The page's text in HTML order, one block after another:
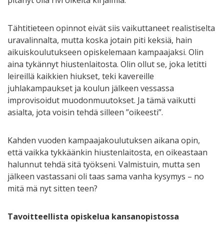
Tähtitieteen opinnot eivät siis vaikuttaneet realistiselta
uravalinnalta, mutta koska jotain piti keksiä, hain
aikuiskoulutukseen opiskelemaan kampaajaksi. Olin
aina tykännyt hiustenlaitosta. Olin ollut se, joka letitti
leireillä kaikkien hiukset, teki kavereille
juhlakampaukset ja koulun jälkeen vessassa
improvisoidut muodonmuutokset. Ja tämä vaikutti
asialta, jota voisin tehdä silleen ”oikeesti”.
Kahden vuoden kampaajakoulutuksen aikana opin,
että vaikka tykkäänkin hiustenlaitosta, en oikeastaan
halunnut tehdä sitä työkseni. Valmistuin, mutta sen
jälkeen vastassani oli taas sama vanha kysymys – no
mitä mä nyt sitten teen?
Tavoitteellista opiskelua kansanopistossa